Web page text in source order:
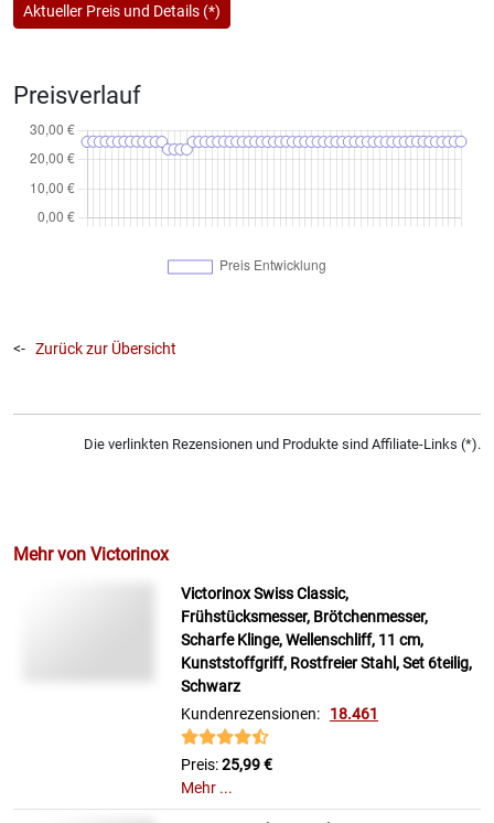
Aktueller Preis und Details (*)
Preisverlauf
<- Zurück zur Übersicht
Die verlinkten Rezensionen und Produkte sind Affiliate-Links (*).
Mehr von Victorinox
Victorinox Swiss Classic,
Frühstücksmesser, Brötchenmesser,
Scharfe Klinge, Wellenschliff, 11 cm,
Kunststoffgriff, Rostfreier Stahl, Set 6teilig,
Schwarz
Kundenrezensionen: 18.461
Preis:25,99 €
Mehr ...